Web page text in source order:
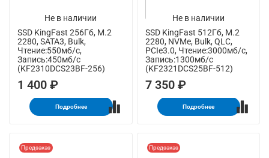
Не в наличии
SSD KingFast 256Гб, M.2
2280, SATA3, Bulk,
Чтение:550мб/с,
Запись:450мб/с
(KF2310DCS23BF-256)
1 400 ₽
Подробнее
Не в наличии
SSD KingFast 512Гб, M.2
2280, NVMe, Bulk, QLC,
PCIe3.0, Чтение:3000мб/с,
Запись:1300мб/с
(KF2321DCS25BF-512)
7 350 ₽
Подробнее
Предзаказ Предзаказ